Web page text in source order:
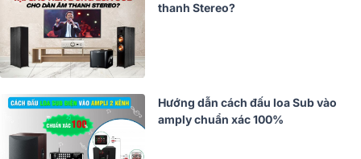
thanh Stereo?
Hướng dẫn cách đấu loa Sub vào
amply chuẩn xác 100%